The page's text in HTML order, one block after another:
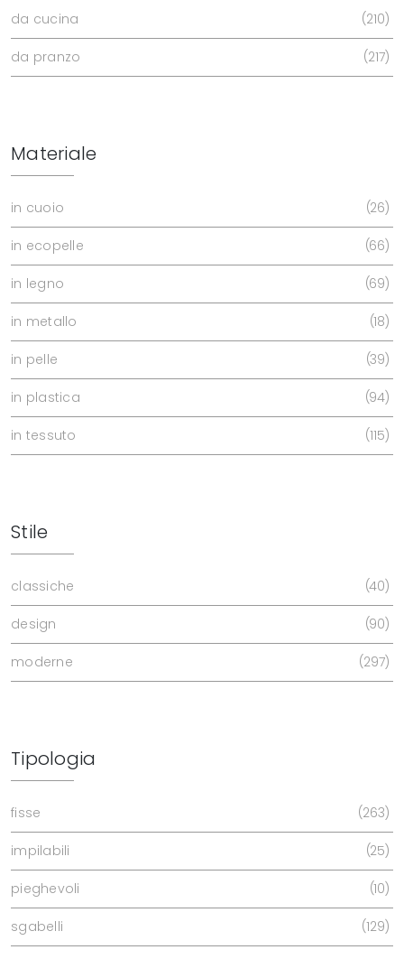
da cucina 210
da pranzo 217
Materiale
in cuoio 26
in ecopelle 66
in legno 69
in metallo 18
in pelle 39
in plastica 94
in tessuto 115
Stile
classiche 40
design 90
moderne 297
Tipologia
fisse 263
impilabili 25
pieghevoli 10
sgabelli 129